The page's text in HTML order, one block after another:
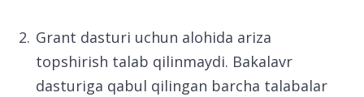
Grant dasturi uchun alohida ariza
topshirish talab qilinmaydi. Bakalavr
dasturiga qabul qilingan barcha talabalar